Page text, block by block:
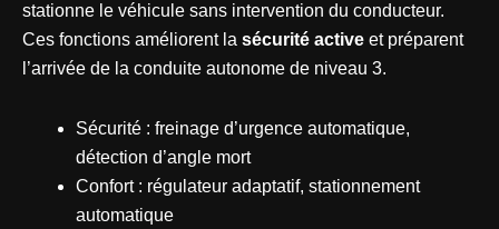
stationne le véhicule sans intervention du conducteur.
Ces fonctions améliorent la sécurité active et préparent
l’arrivée de la conduite autonome de niveau 3.
Sécurité : freinage d’urgence automatique,
détection d’angle mort
Confort : régulateur adaptatif, stationnement
automatique